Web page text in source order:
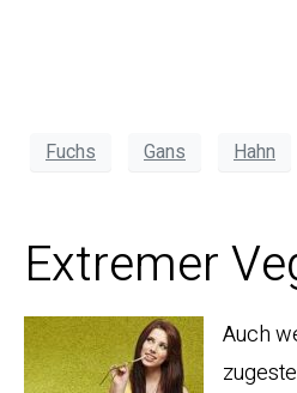
Fuchs Gans Hahn
Extremer
Auch